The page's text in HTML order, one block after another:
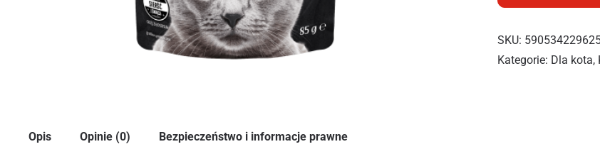
SKU:
Kategorie: Dla kota,
Opis Opinie (0) Bezpieczeństwo i informacje prawne